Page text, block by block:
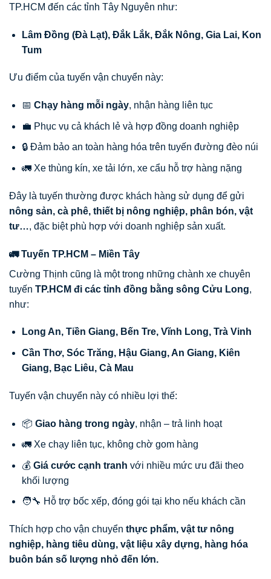
TP.HCM đến các tỉnh Tây Nguyên như:
Lâm Đồng (Đà Lạt), Đắk Lắk, Đắk Nông, Gia Lai, Kon
Tum
Ưu điểm của tuyến vận chuyển này:
📅 Chạy hàng mỗi ngày, nhận hàng liên tục
💼 Phục vụ cả khách lẻ và hợp đồng doanh nghiệp
🔒 Đảm bảo an toàn hàng hóa trên tuyến đường đèo núi
🚛 Xe thùng kín, xe tải lớn, xe cẩu hỗ trợ hàng nặng
Đây là tuyến thường được khách hàng sử dụng để gửi
nông sản, cà phê, thiết bị nông nghiệp, phân bón, vật
tư…, đặc biệt phù hợp với doanh nghiệp sản xuất.
🚛 Tuyến TP.HCM – Miền Tây
Cường Thịnh cũng là một trong những chành xe chuyên
tuyến TP.HCM đi các tỉnh đồng bằng sông Cửu Long,
như:
Long An, Tiền Giang, Bến Tre, Vĩnh Long, Trà Vinh
Cần Thơ, Sóc Trăng, Hậu Giang, An Giang, Kiên
Giang, Bạc Liêu, Cà Mau
Tuyến vận chuyển này có nhiều lợi thế:
📦 Giao hàng trong ngày, nhận – trả linh hoạt
🚛 Xe chạy liên tục, không chờ gom hàng
💰 Giá cước cạnh tranh với nhiều mức ưu đãi theo
khối lượng
🧑‍🔧 Hỗ trợ bốc xếp, đóng gói tại kho nếu khách cần
Thích hợp cho vận chuyển thực phẩm, vật tư nông
nghiệp, hàng tiêu dùng, vật liệu xây dựng, hàng hóa
buôn bán số lượng nhỏ đến lớn.